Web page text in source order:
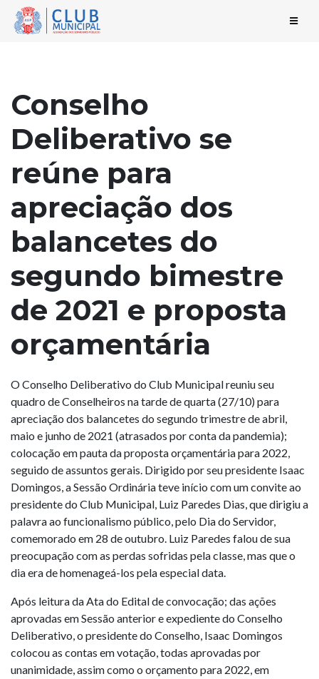
Conselho
Deliberativo se
reúne para
apreciação dos
balancetes do
segundo bimestre
de 2021 e proposta
orçamentária
O Conselho Deliberativo do Club Municipal reuniu seu
quadro de Conselheiros na tarde de quarta (27/10) para
apreciação dos balancetes do segundo trimestre de abril,
maio e junho de 2021 (atrasados por conta da pandemia);
colocação em pauta da proposta orçamentária para 2022,
seguido de assuntos gerais. Dirigido por seu presidente Isaac
Domingos, a Sessão Ordinária teve início com um convite ao
presidente do Club Municipal, Luiz Paredes Dias, que dirigiu a
palavra ao funcionalismo público, pelo Dia do Servidor,
comemorado em 28 de outubro. Luiz Paredes falou de sua
preocupação com as perdas sofridas pela classe, mas que o
dia era de homenageá-los pela especial data.
Após leitura da Ata do Edital de convocação; das ações
aprovadas em Sessão anterior e expediente do Conselho
Deliberativo, o presidente do Conselho, Isaac Domingos
colocou as contas em votação, todas aprovadas por
unanimidade, assim como o orçamento para 2022, em